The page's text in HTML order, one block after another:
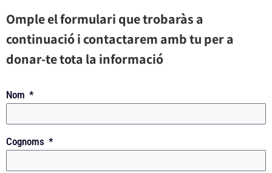
Omple el formulari que trobaràs a
continuació i contactarem amb tu per a
donar-te tota la informació
Nom
Cognoms